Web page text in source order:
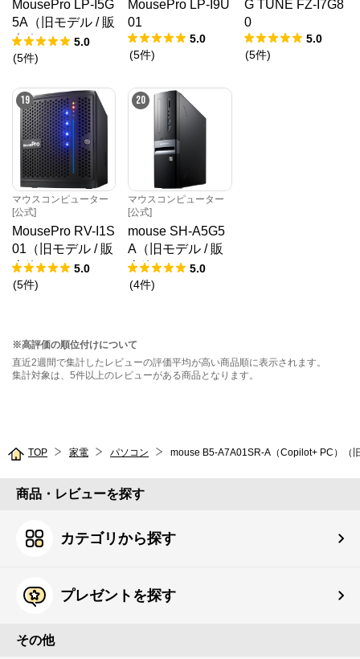
MousePro LP-I5G
5A（旧モデル / 販
売終了）
5.0
(5件)
MousePro LP-I9U
01
5.0
(5件)
G TUNE FZ-I7G8
0
5.0
(5件)
19
マウスコンピューター
[公式]
MousePro RV-I1S
01（旧モデル / 販
売終了）
5.0
(5件)
20
マウスコンピューター
[公式]
mouse SH-A5G5
A（旧モデル / 販
売終了）
5.0
(4件)
※高評価の順位付けについて
直近2週間で集計したレビューの評価平均が高い商品順に表示されます。
集計対象は、5件以上のレビューがある商品となります。
TOP 家電 パソコン mouse B5-A7A01SR-A（Copilot+ PC）（
商品・レビューを探す
カテゴリから探す
プレゼントを探す
その他